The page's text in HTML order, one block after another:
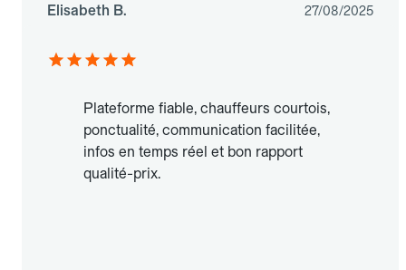
Elisabeth B. 27/08/2025
Plateforme fiable, chauffeurs courtois,
ponctualité, communication facilitée,
infos en temps réel et bon rapport
qualité-prix.